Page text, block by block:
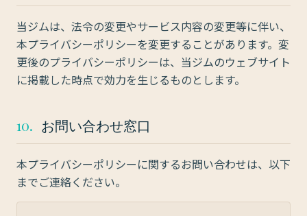
当ジムは、法令の変更やサービス内容の変更等に伴い、
本プライバシーポリシーを変更することがあります。変
更後のプライバシーポリシーは、当ジムのウェブサイト
に掲載した時点で効力を生じるものとします。
10. お問い合わせ窓口
本プライバシーポリシーに関するお問い合わせは、以下
までご連絡ください。